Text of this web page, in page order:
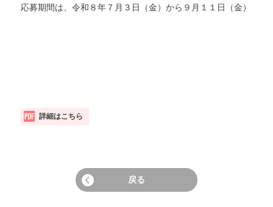
応募期間は、令和８年７月３日（金）から９月１１日（金）
詳細はこちら
戻る